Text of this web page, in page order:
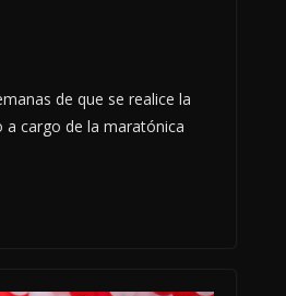
de que se realice la
a cargo de la maratónica